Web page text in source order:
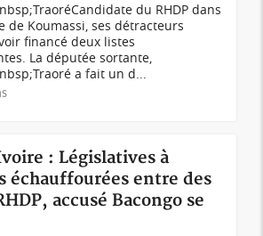
du RHDP dans
de Koumassi, ses détracteurs
financé deux listes
La députée sortante,
a fait un d...
: Législatives à
échauffourées entre des
accusé Bacongo se